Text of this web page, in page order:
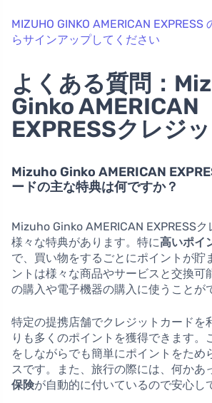
MIZUHO GINKO AMERICAN EXPRESS
らサインアップしてください
よくある質問：
Ginko AMERICAN
EXPRESSクレジ
Mizuho Ginko AMERICAN
ードの主な特典は何ですか？
Mizuho Ginko AMERICAN EXPRESS
様々な特典があります。特に高いポイ
で、買い物をするごとにポイントが貯
ントは様々な商品やサービスと交換可
の購入や電子機器の購入に使うことが
特定の提携店舗でクレジットカードを
りも多くのポイントを獲得できます。
をしながらでも簡単にポイントをため
スです。また、旅行の際には、何かあ
保険が自動的に付いているので安心し